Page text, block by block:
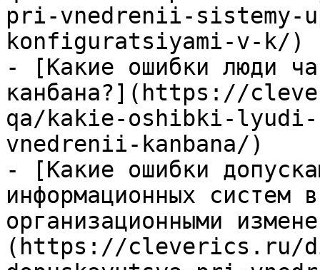
pri-vnedrenii-sistemy-
konfiguratsiyami-v-k/)
- [Какие ошибки люди
канбана?](https://
qa/kakie-oshibki-
vnedrenii-kanbana/)
- [Какие ошибки
информационных систем
организационными
(https://cleverics.ru/